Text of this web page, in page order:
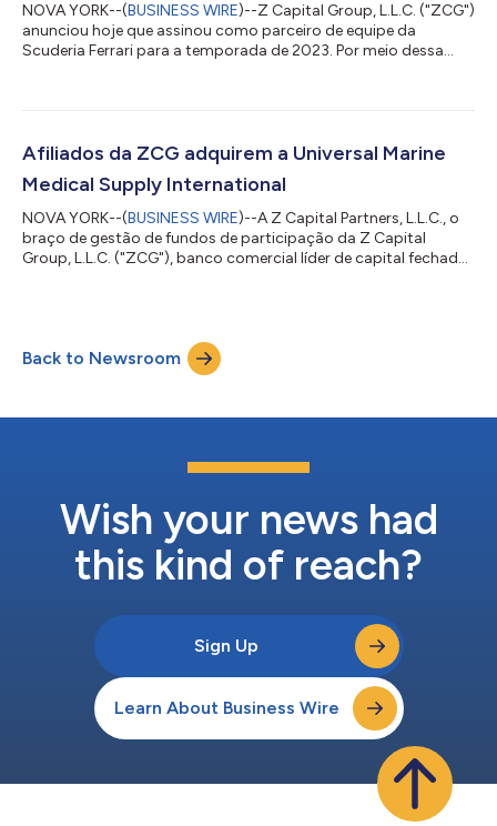
NOVA YORK--(BUSINESS WIRE)--Z Capital Group, L.L.C. ("ZCG")
anunciou hoje que assinou como parceiro de equipe da
Scuderia Ferrari para a temporada de 2023. Por meio dessa
campeonato mundial de Fórmula 1 de 2023. "A ZCG
com a inovação e a excelência", afirmou James Zenni,
fundador, presidente e diretor executivo da ZCG. "Esta...
Afiliados da ZCG adquirem a Universal Marine
Medical Supply International
NOVA YORK--(BUSINESS WIRE)--A Z Capital Partners, L.L.C., o
braço de gestão de fundos de participação da Z Capital
Group, L.L.C. ("ZCG"), banco comercial líder de capital fechado,
para a indústria marítima, atendendo tanto os mercados
comerciais quanto cruzeiros. Os termos financeiros da
transação não foram divulga...
Back to Newsroom
Wish your news had
this kind of reach?
Sign Up
Learn About Business Wire